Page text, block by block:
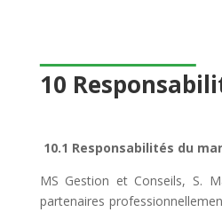
10
10.1 Responsabilités du
MS Gestion et Conseils, S.
partenaires